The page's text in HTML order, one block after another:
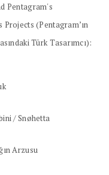
Pentagram's
(Pentagram’ın
Türk Tasarımcı):
/ Snøhetta
Arzusu